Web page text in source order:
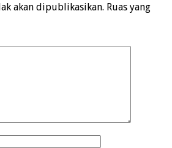
akan dipublikasikan. Ruas yang